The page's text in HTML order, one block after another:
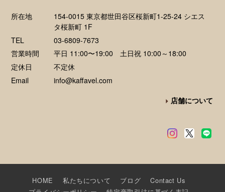
所在地
154-0015 東京都世田谷区桜新町1-25-24 シエス
タ桜新町 1F
TEL
03-6809-7673
営業時間
平日 11:00〜19:00 土日祝 10:00～18:00
定休日
不定休
Email
info@kaffavel.com
店舗について
HOME 私たちについて ブログ
Contact Us